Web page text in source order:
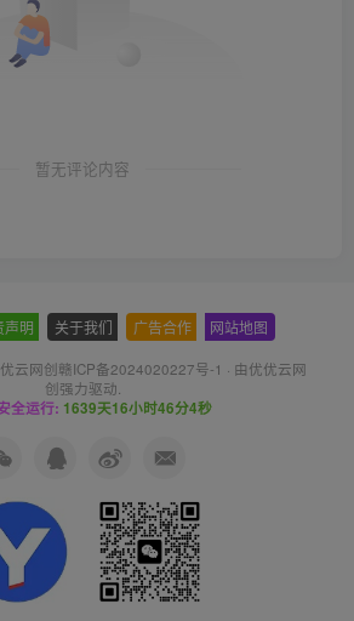
暂无评论内容
声明 关于我们 广告合作 网站地图
云网创赣ICP备2024020227号-1 · 由优优云网
创强力驱动.
全运行: 1639天16小时46分5秒